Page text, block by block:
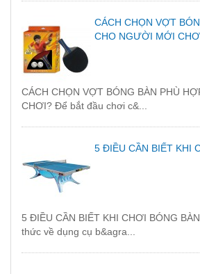
CÁCH CHỌN VỢT
CHO NGƯỜI MỚI
CÁCH CHỌN VỢT BÓNG BÀN PHÙ
CHƠI? Để bắt đầu chơi c&...
5 ĐIỀU CẦN BIẾT KHI
5 ĐIỀU CẦN BIẾT KHI CHƠI BÓNG
thức về dụng cụ b&agra...